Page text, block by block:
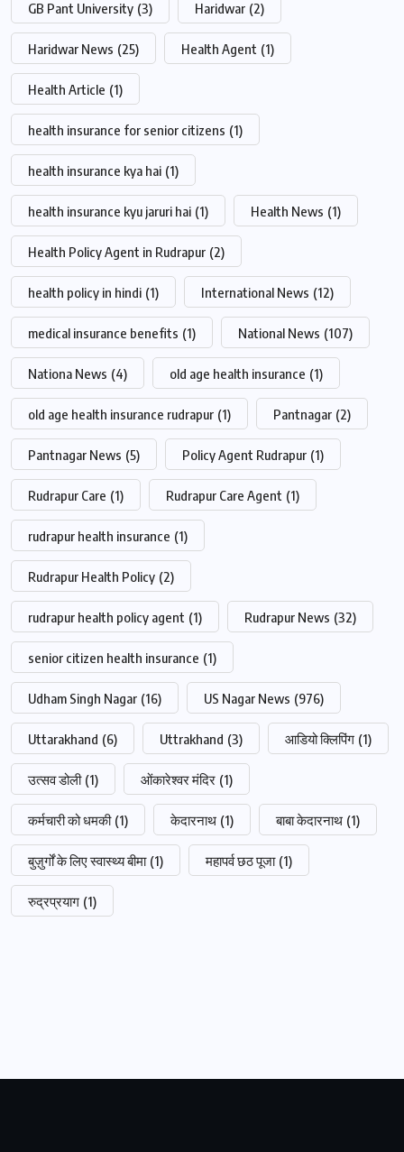
GB Pant University (3) Haridwar (2)
Haridwar News (25) Health Agent (1)
Health Article (1)
health insurance for senior citizens (1)
health insurance kya hai (1)
health insurance kyu jaruri hai (1) Health News (1)
Health Policy Agent in Rudrapur (2)
health policy in hindi (1) International News (12)
medical insurance benefits (1) National News (107)
Nationa News (4) old age health insurance (1)
old age health insurance rudrapur (1) Pantnagar (2)
Pantnagar News (5) Policy Agent Rudrapur (1)
Rudrapur Care (1) Rudrapur Care Agent (1)
rudrapur health insurance (1)
Rudrapur Health Policy (2)
rudrapur health policy agent (1) Rudrapur News (32)
senior citizen health insurance (1)
Udham Singh Nagar (16) US Nagar News (976)
Uttarakhand (6) Uttrakhand (3) आडियो क्लिपिंग (1)
उत्सव डोली (1) ओंकारेश्वर मंदिर (1)
कर्मचारी को धमकी (1) केदारनाथ (1) बाबा केदारनाथ (1)
बुज़ुर्गों के लिए स्वास्थ्य बीमा (1) महापर्व छठ पूजा (1)
रुद्रप्रयाग (1)